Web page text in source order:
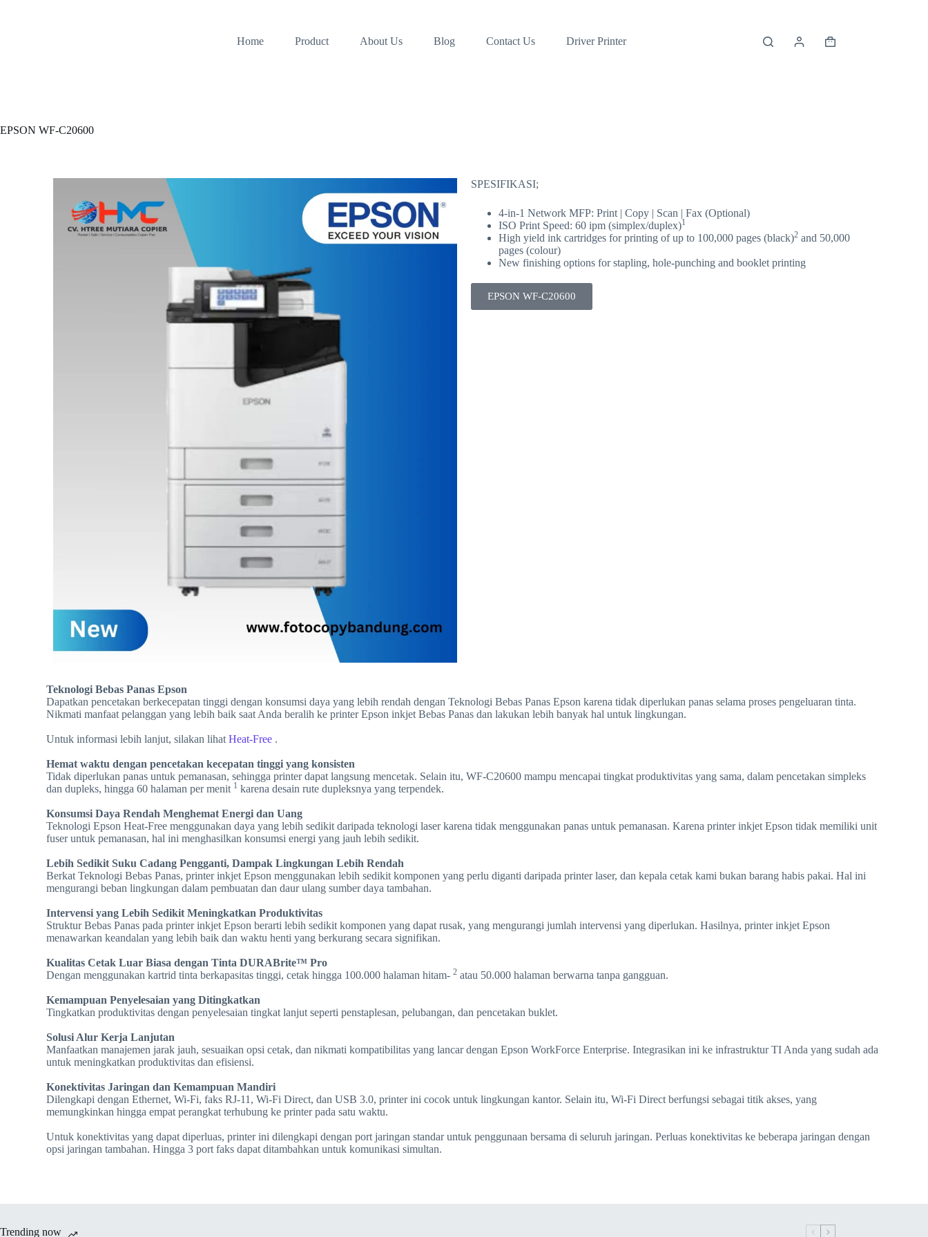
Home Product About Us Blog Contact Us Driver Printer
EPSON WF-C20600
SPESIFIKASI;
4-in-1 Network MFP: Print | Copy | Scan | Fax (Optional)
ISO Print Speed: 60 ipm (simplex/duplex)1
High yield ink cartridges for printing of up to 100,000 pages (black)2 and 50,000
pages (colour)
New finishing options for stapling, hole-punching and booklet printing
EPSON WF-C20600
Teknologi Bebas Panas Epson
Dapatkan pencetakan berkecepatan tinggi dengan konsumsi daya yang lebih rendah dengan Teknologi Bebas Panas Epson karena tidak diperlukan panas selama proses pengeluaran tinta.
Nikmati manfaat pelanggan yang lebih baik saat Anda beralih ke printer Epson inkjet Bebas Panas dan lakukan lebih banyak hal untuk lingkungan.
Untuk informasi lebih lanjut, silakan lihatHeat-Free .
Hemat waktu dengan pencetakan kecepatan tinggi yang konsisten
Tidak diperlukan panas untuk pemanasan, sehingga printer dapat langsung mencetak. Selain itu, WF-C20600 mampu mencapai tingkat produktivitas yang sama, dalam pencetakan simpleks
dan dupleks, hingga 60 halaman per menit 1 karena desain rute dupleksnya yang terpendek.
Konsumsi Daya Rendah Menghemat Energi dan Uang
Teknologi Epson Heat-Free menggunakan daya yang lebih sedikit daripada teknologi laser karena tidak menggunakan panas untuk pemanasan. Karena printer inkjet Epson tidak memiliki unit
fuser untuk pemanasan, hal ini menghasilkan konsumsi energi yang jauh lebih sedikit.
Lebih Sedikit Suku Cadang Pengganti, Dampak Lingkungan Lebih Rendah
Berkat Teknologi Bebas Panas, printer inkjet Epson menggunakan lebih sedikit komponen yang perlu diganti daripada printer laser, dan kepala cetak kami bukan barang habis pakai. Hal ini
mengurangi beban lingkungan dalam pembuatan dan daur ulang sumber daya tambahan.
Intervensi yang Lebih Sedikit Meningkatkan Produktivitas
Struktur Bebas Panas pada printer inkjet Epson berarti lebih sedikit komponen yang dapat rusak, yang mengurangi jumlah intervensi yang diperlukan. Hasilnya, printer inkjet Epson
menawarkan keandalan yang lebih baik dan waktu henti yang berkurang secara signifikan.
Kualitas Cetak Luar Biasa dengan Tinta DURABrite™ Pro
Dengan menggunakan kartrid tinta berkapasitas tinggi, cetak hingga 100.000 halaman hitam-2 atau 50.000 halaman berwarna tanpa gangguan.
Kemampuan Penyelesaian yang Ditingkatkan
Tingkatkan produktivitas dengan penyelesaian tingkat lanjut seperti penstaplesan, pelubangan, dan pencetakan buklet.
Solusi Alur Kerja Lanjutan
Manfaatkan manajemen jarak jauh, sesuaikan opsi cetak, dan nikmati kompatibilitas yang lancar dengan Epson WorkForce Enterprise. Integrasikan ini ke infrastruktur TI Anda yang sudah ada
untuk meningkatkan produktivitas dan efisiensi.
Konektivitas Jaringan dan Kemampuan Mandiri
Dilengkapi dengan Ethernet, Wi-Fi, faks RJ-11, Wi-Fi Direct, dan USB 3.0, printer ini cocok untuk lingkungan kantor. Selain itu, Wi-Fi Direct berfungsi sebagai titik akses, yang
memungkinkan hingga empat perangkat terhubung ke printer pada satu waktu.
Untuk konektivitas yang dapat diperluas, printer ini dilengkapi dengan port jaringan standar untuk penggunaan bersama di seluruh jaringan. Perluas konektivitas ke beberapa jaringan dengan
opsi jaringan tambahan. Hingga 3 port faks dapat ditambahkan untuk komunikasi simultan.
Trending now